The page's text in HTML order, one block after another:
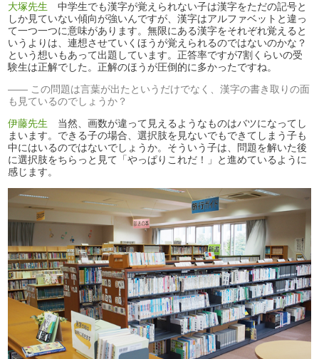
大塚先生 中学生でも漢字が覚えられない子は漢字をただの記号と
しか見ていない傾向が強いんですが、漢字はアルファベットと違っ
て一つ一つに意味があります。無限にある漢字をそれぞれ覚えると
いうよりは、連想させていくほうが覚えられるのではないのかな？
という想いもあって出題しています。正答率ですが7割くらいの受
験生は正解でした。正解のほうが圧倒的に多かったですね。
この問題は言葉が出たというだけでなく、漢字の書き取りの面
も見ているのでしょうか？
伊藤先生 当然、画数が違って見えるようなものはバツになってし
まいます。できる子の場合、選択肢を見ないでもできてしまう子も
中にはいるのではないでしょうか。そういう子は、問題を解いた後
に選択肢をちらっと見て「やっぱりこれだ！」と進めているように
感じます。